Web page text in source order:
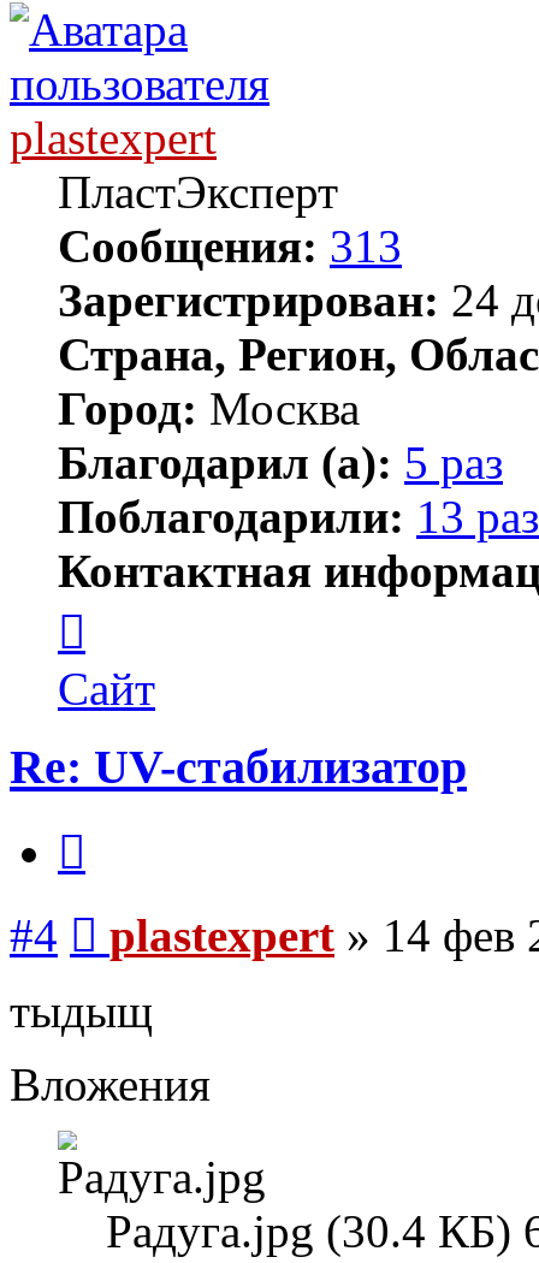
plastexpert
ПластЭксперт
Сообщения: 313
Зарегистрирован: 24
Страна, Регион,
Город: Москва
Благодарил (а): 5 раз
Поблагодарили: 13 раз
Контактная
пользователя
plastexpert
Сайт
Re: UV-стабилизатор
#4 plastexpert » 14 фев
тыдыщ
Вложения
Радуга.jpg (30.4 КБ)